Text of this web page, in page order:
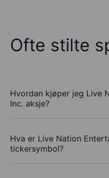
Ofte stilte
Hvordan kjøper jeg Live
Inc. aksje?
Hva er Live Nation
tickersymbol?